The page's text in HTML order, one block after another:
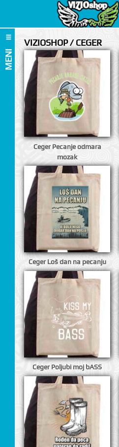
MENI
VIZIOSHOP / CEGER
Ceger Pecanje odmara
mozak
Ceger Loš dan na pecanju
Ceger Poljubi moj bASS